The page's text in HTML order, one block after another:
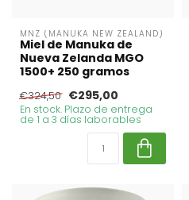
MNZ (MANUKA NEW ZEALAND)
Miel de Manuka de
Nueva Zelanda MGO
1500+ 250 gramos
€324,50 €295,00
En stock. Plazo de entrega
de 1 a 3 días laborables